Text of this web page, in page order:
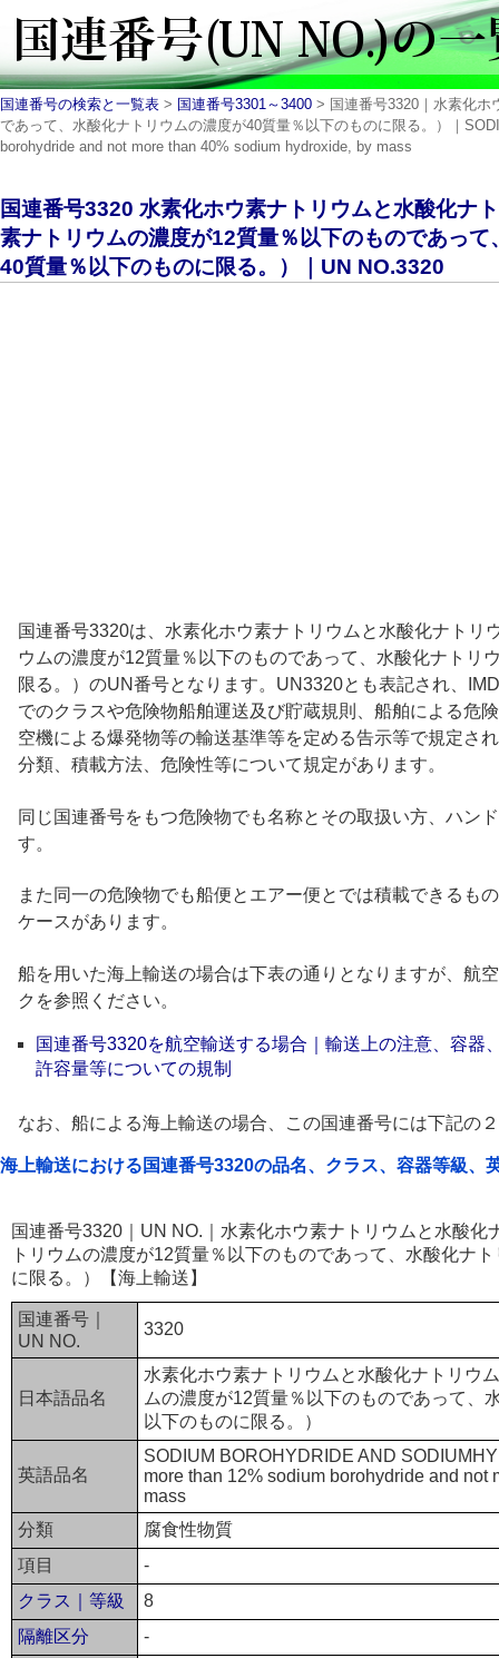
国連番号の検索と一覧表 > 国連番号3301～3400 > 国連番号3320｜水素化ホ
であって、水酸化ナトリウムの濃度が40質量％以下のものに限る。）｜
borohydride and not more than 40% sodium hydroxide, by mass
国連番号3320 水素化ホウ素ナトリウムと水酸化ナ
素ナトリウムの濃度が12質量％以下のものであっ
40質量％以下のものに限る。）｜UN NO.3320
国連番号3320は、水素化ホウ素ナトリウムと水酸化ナトリ
ウムの濃度が12質量％以下のものであって、水酸化ナトリ
限る。）のUN番号となります。UN3320とも表記され、
でのクラスや危険物船舶運送及び貯蔵規則、船舶による危
空機による爆発物等の輸送基準等を定める告示等で規定さ
分類、積載方法、危険性等について規定があります。
同じ国連番号をもつ危険物でも名称とその取扱い方、ハン
す。
また同一の危険物でも船便とエアー便とでは積載できるも
ケースがあります。
船を用いた海上輸送の場合は下表の通りとなりますが、航
クを参照ください。
国連番号3320を航空輸送する場合｜輸送上の注意、容器
許容量等についての規制
なお、船による海上輸送の場合、この国連番号には下記の
海上輸送における国連番号3320の品名、クラス、容器等級、
国連番号3320｜UN NO.｜水素化ホウ素ナトリウムと水酸化
トリウムの濃度が12質量％以下のものであって、水酸化ナ
に限る。）【海上輸送】
国連番号｜
UN NO.
3320
日本語品名
水素化ホウ素ナトリウムと水酸化ナトリウ
ムの濃度が12質量％以下のものであって、
以下のものに限る。）
英語品名
SODIUM BOROHYDRIDE AND
more than 12% sodium borohydride and not
mass
分類
腐食性物質
項目
-
クラス｜等級
8
隔離区分
-